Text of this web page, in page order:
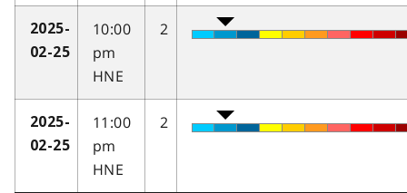
2025-
02-25
10:00
pm
HNE
2
2025-
02-25
11:00
pm
HNE
2